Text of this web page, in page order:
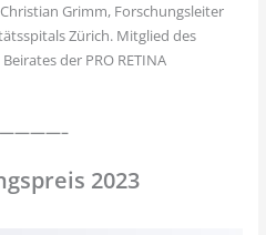
Grimm, Forschungsleiter
Zürich. Mitglied des
der PRO RETINA
2023